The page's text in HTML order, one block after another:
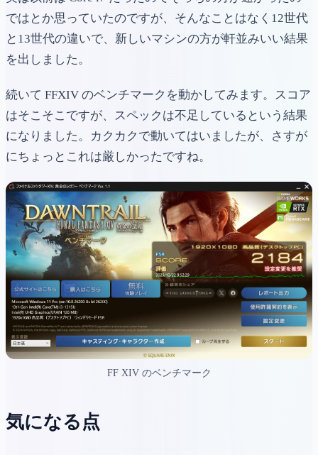
ではとか思っていたのですが、そんなことはなく12世代
と13世代の違いで、新しいマシンの方が軒並みいい結果
を出しました。
続いて FFXIV のベンチマークを動かしてみます。スコア
はそこそこですが、スペックは不足しているという結果
になりました。カクカクで動いてはいましたが、さすが
にちょっとこれは厳しかったですね。
FF XIV のベンチマーク
気になる点